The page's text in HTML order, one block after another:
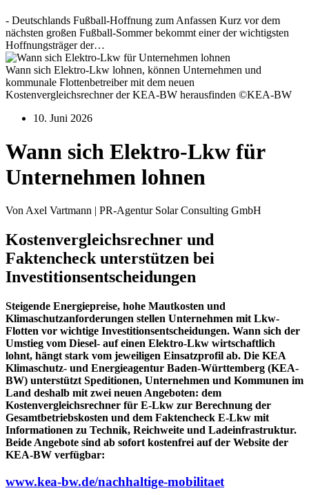
- Deutschlands Fußball-Hoffnung zum Anfassen Kurz vor dem
nächsten großen Fußball-Sommer bekommt einer der wichtigsten
Hoffnungsträger der…
Wann sich Elektro-Lkw lohnen, können Unternehmen und
kommunale Flottenbetreiber mit dem neuen
Kostenvergleichsrechner der KEA-BW herausfinden ©KEA-BW
10. Juni 2026
Wann sich Elektro-Lkw für
Unternehmen lohnen
Von Axel Vartmann | PR-Agentur Solar Consulting GmbH
Kostenvergleichsrechner und
Faktencheck unterstützen bei
Investitionsentscheidungen
Steigende Energiepreise, hohe Mautkosten und
Klimaschutzanforderungen stellen Unternehmen mit Lkw-
Flotten vor wichtige Investitionsentscheidungen. Wann sich der
Umstieg vom Diesel- auf einen Elektro-Lkw wirtschaftlich
lohnt, hängt stark vom jeweiligen Einsatzprofil ab. Die KEA
Klimaschutz- und Energieagentur Baden-Württemberg (KEA-
BW) unterstützt Speditionen, Unternehmen und Kommunen im
Land deshalb mit zwei neuen Angeboten: dem
Kostenvergleichsrechner für E-Lkw zur Berechnung der
Gesamtbetriebskosten und dem Faktencheck E-Lkw mit
Informationen zu Technik, Reichweite und Ladeinfrastruktur.
Beide Angebote sind ab sofort kostenfrei auf der Website der
KEA-BW verfügbar:
www.kea-bw.de/nachhaltige-mobilitaet